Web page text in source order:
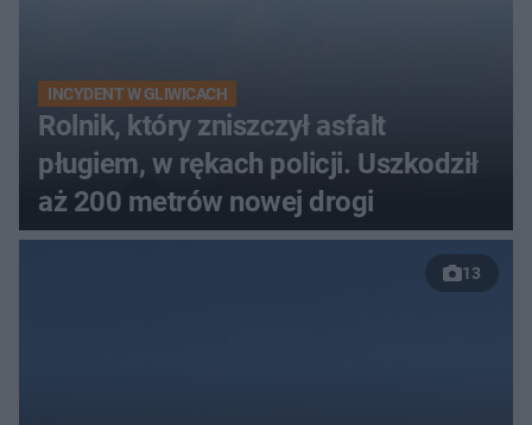
INCYDENT W GLIWICACH
Rolnik, który zniszczył asfalt
pługiem, w rękach policji. Uszkodził
aż 200 metrów nowej drogi
13